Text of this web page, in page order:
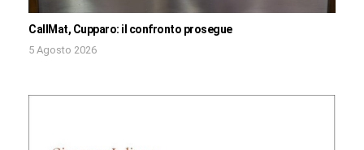
CallMat, Cupparo: il confronto prosegue
5 Agosto 2026